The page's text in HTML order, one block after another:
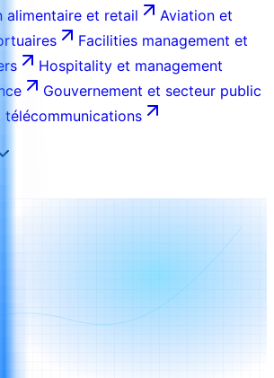
alimentaire et retail
Aviation et
Facilities management et
Hospitality et management
Gouvernement et secteur public
télécommunications